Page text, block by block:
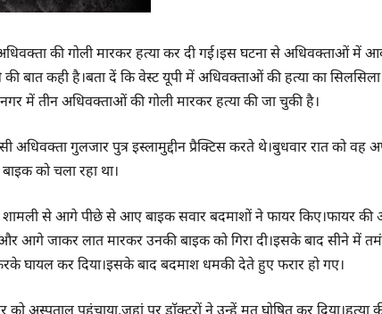
की गोली मारकर हत्या कर दी गई।इस घटना से अधिवक्ताओं
बात कही है।बता दें कि वेस्ट यूपी में अधिवक्ताओं की हत्या का
में तीन अधिवक्ताओं की गोली मारकर हत्या की जा चुकी है।
अधिवक्ता गुलजार पुत्र इस्लामुद्दीन प्रैक्टिस करते थे।बुधवार रात को
को चला रहा था।
शामली से आगे पीछे से आए बाइक सवार बदमाशों ने फायर किए।फायर
आगे जाकर लात मारकर उनकी बाइक को गिरा दी।इसके बाद सीने में
घायल कर दिया।इसके बाद बदमाश धमकी देते हुए फरार हो गए।
अस्पताल पहुंचाया,जहां पर डाॅक्टरों ने उन्हें मृत घोषित कर दिया।हत्या